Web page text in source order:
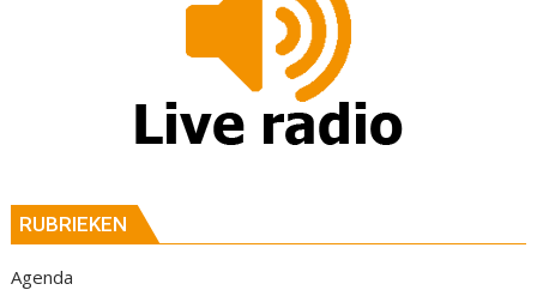
RUBRIEKEN
Agenda